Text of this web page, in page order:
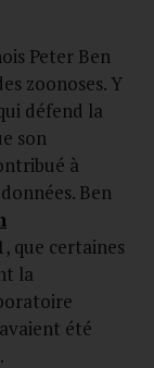
Peter Ben
zoonoses. Y
défend la
son
à
Ben
que certaines
la
été